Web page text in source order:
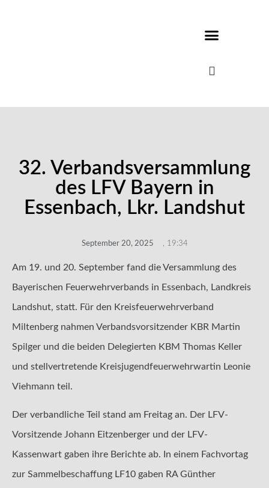
32. Verbandsversammlung
des LFV Bayern in
Essenbach, Lkr. Landshut
September 20, 2025 19:34
Am 19. und 20. September fand die Versammlung des
Bayerischen Feuerwehrverbands in Essenbach, Landkreis
Landshut, statt. Für den Kreisfeuerwehrverband
Miltenberg nahmen Verbandsvorsitzender KBR Martin
Spilger und die beiden Delegierten KBM Thomas Keller
und stellvertretende Kreisjugendfeuerwehrwartin Leonie
Viehmann teil.
Der verbandliche Teil stand am Freitag an. Der LFV-
Vorsitzende Johann Eitzenberger und der LFV-
Kassenwart gaben ihre Berichte ab. In einem Fachvortag
zur Sammelbeschaffung LF10 gaben RA Günther